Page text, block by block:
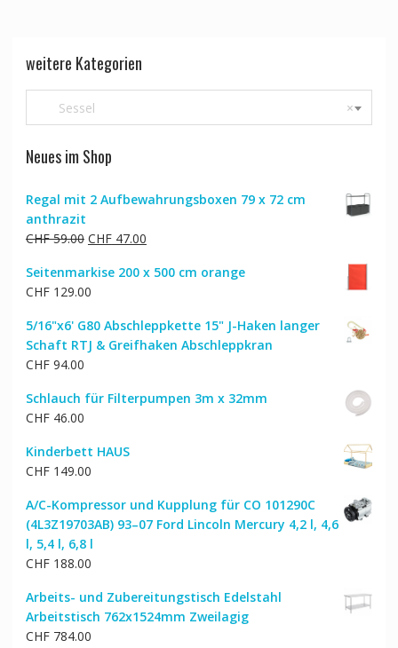
weitere Kategorien
×
Sessel
Neues im Shop
Regal mit 2 Aufbewahrungsboxen 79 x 72 cm
anthrazit
CHF59.00 Ursprünglicher
war:
CHF 59.00
CHF47.00Aktueller
ist:
Seitenmarkise 200 x 500 cm orange
CHF129.00
5/16"x6' G80 Abschleppkette 15" J-Haken langer
Schaft RTJ & Greifhaken Abschleppkran
CHF94.00
Schlauch für Filterpumpen 3m x 32mm
CHF46.00
Kinderbett HAUS
CHF149.00
A/C-Kompressor und Kupplung für CO 101290C
(4L3Z19703AB) 93–07 Ford Lincoln Mercury 4,2 l, 4,6
l, 5,4 l, 6,8 l
CHF188.00
Arbeits- und Zubereitungstisch Edelstahl
Arbeitstisch 762x1524mm Zweilagig
CHF784.00